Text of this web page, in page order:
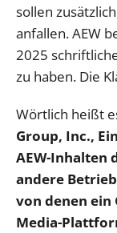
sollen
anfallen. AEW
2025
zu haben. Die
Wörtlich heißt
Group, Inc.,
AEW-Inhalten
andere
von denen ein
Media-